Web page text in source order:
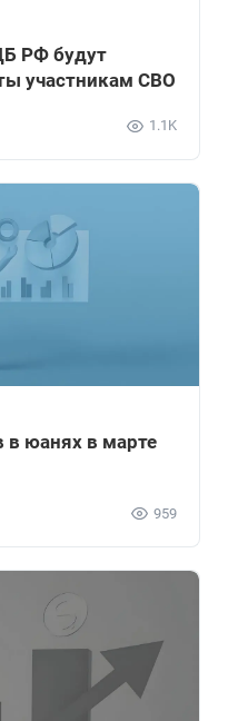
РФ будут
участникам СВО
1.1K
в юанях в марте
959